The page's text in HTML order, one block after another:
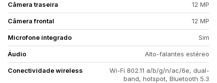
Câmera traseira 12 MP
Câmera frontal 12 MP
Microfone integrado Sim
Áudio Alto-falantes estéreo
Conectividade wireless
Wi-Fi 802.11 a/b/g/n/ac/6e, dual-
band, hotspot, Bluetooth 5.3